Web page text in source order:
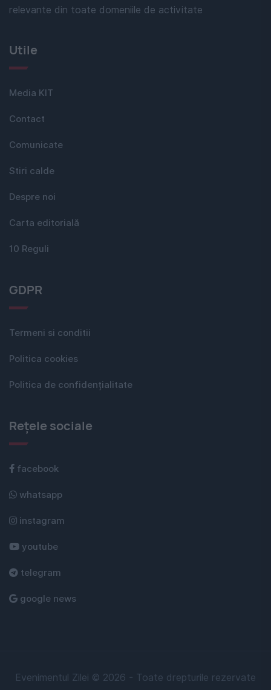
relevante din toate domeniile de activitate
Utile
Media KIT
Contact
Comunicate
Stiri calde
Despre noi
Carta editorială
10 Reguli
GDPR
Termeni si conditii
Politica cookies
Politica de confidențialitate
Rețele sociale
facebook
whatsapp
instagram
youtube
telegram
google news
Evenimentul Zilei © 2026 - Toate drepturile rezervate